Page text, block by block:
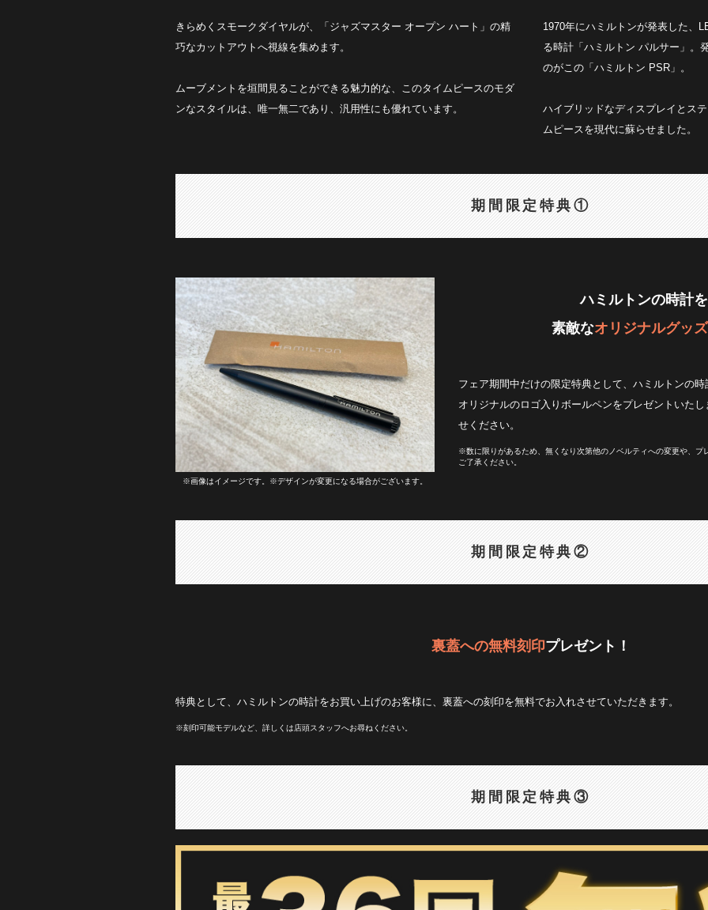
きらめくスモークダイヤルが、「ジャズマスター オープン ハート」の精
巧なカットアウトへ視線を集めます。
ムーブメントを垣間見ることができる魅力的な、このタイムピースのモダ
ンなスタイルは、唯一無二であり、汎用性にも優れています。
1970年にハミルトンが発表した、
る時計「ハミルトン パルサー」。
のがこの「ハミルトン PSR」。
ハイブリッドなディスプレイとス
ムピースを現代に蘇らせました。
期間限定特典①
※画像はイメージです。※デザインが変更になる場合がございます。
ハミルトンの時計
素敵なオリジナルグッズ
フェア期間中だけの限定特典として、ハミルトンの
オリジナルのロゴ入りボールペンをプレゼントいた
せください。
※数に限りがあるため、無くなり次第他のノベルティへの変更や、プ
ご了承ください。
期間限定特典②
裏蓋への無料刻印プレゼント！
特典として、ハミルトンの時計をお買い上げのお客様に、 裏蓋への刻印を無料でお入れさせていただきます。
※刻印可能モデルなど、詳しくは店頭スタッフへお尋ねください。
期間限定特典③